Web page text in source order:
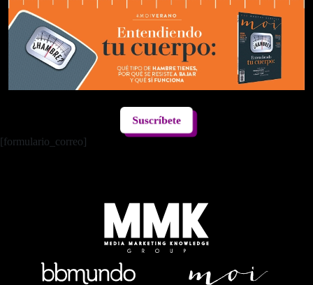
Suscríbete
[formulario_correo]